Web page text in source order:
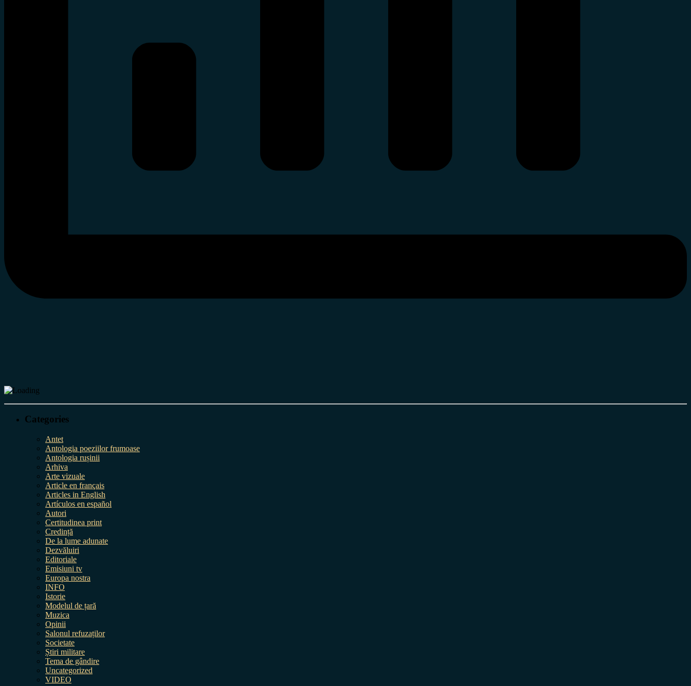
Categories
Antet
Antologia poeziilor frumoase
Antologia rușinii
Arhiva
Arte vizuale
Article en français
Articles in English
Artículos en español
Autori
Certitudinea print
Credință
De la lume adunate
Dezvăluiri
Editoriale
Emisiuni tv
Europa nostra
INFO
Istorie
Modelul de țară
Muzica
Opinii
Salonul refuzaților
Societate
Știri militare
Tema de gândire
Uncategorized
VIDEO